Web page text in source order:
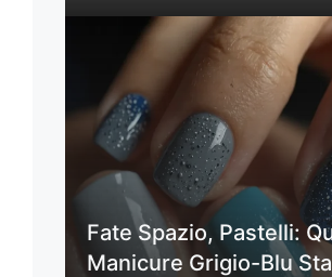
Fate Spazio, Pastelli:
Manicure Grigio-Blu Sta